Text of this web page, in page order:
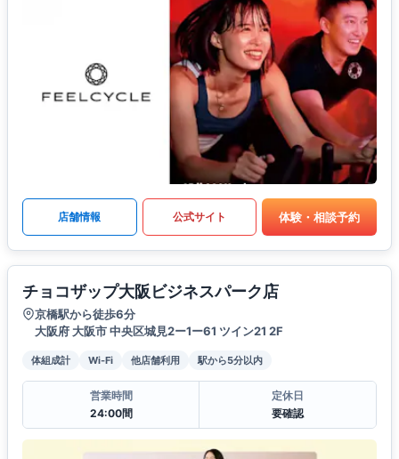
店舗情報 公式サイト 体験・相談予約
チョコザップ大阪ビジネスパーク店
京橋駅から徒歩6分
大阪府 大阪市 中央区城見2ー1ー61 ツイン21 2F
体組成計 Wi-Fi 他店舗利用 駅から5分以内
営業時間
24:00間
定休日
要確認